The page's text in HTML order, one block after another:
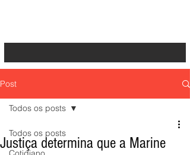
Post
Todos os posts
Todos os posts
Justiça determina que a Marine